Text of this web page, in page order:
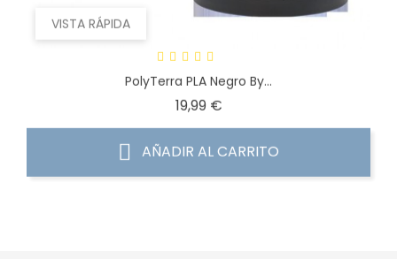
VISTA RÁPIDA
PolyTerra PLA Negro By...
19,99 €Precio
AÑADIR AL CARRITO